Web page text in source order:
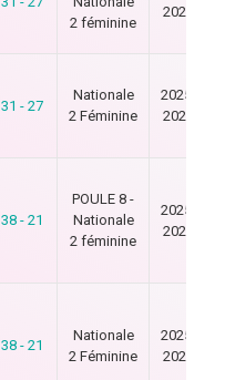
2 féminine
2026
31 - 27
Nationale
2 Féminine
2025-
2026
38 - 21
POULE 8 -
Nationale
2 féminine
2025-
2026
38 - 21
Nationale
2 Féminine
2025-
2026